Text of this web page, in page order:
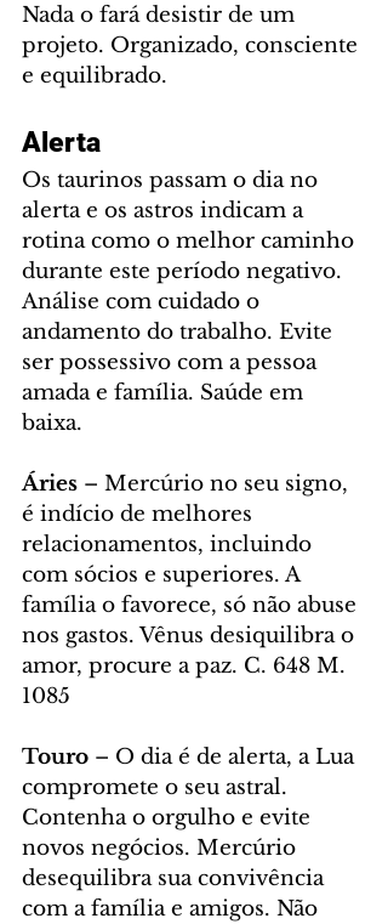
Nada o fará desistir de um
projeto. Organizado, consciente
e equilibrado.
Alerta
Os taurinos passam o dia no
alerta e os astros indicam a
rotina como o melhor caminho
durante este período negativo.
Análise com cuidado o
andamento do trabalho. Evite
ser possessivo com a pessoa
amada e família. Saúde em
baixa.
Áries – Mercúrio no seu signo,
é indício de melhores
relacionamentos, incluindo
com sócios e superiores. A
família o favorece, só não abuse
nos gastos. Vênus desiquilibra o
amor, procure a paz. C. 648 M.
1085
Touro – O dia é de alerta, a Lua
compromete o seu astral.
Contenha o orgulho e evite
novos negócios. Mercúrio
desequilibra sua convivência
com a família e amigos. Não